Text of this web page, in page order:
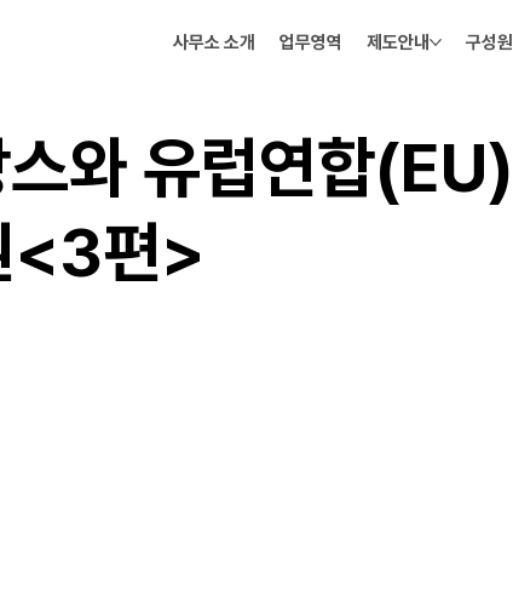
사무소 소개 업무영역 제도안내 구성원
와 유럽연합(EU)
<3편>